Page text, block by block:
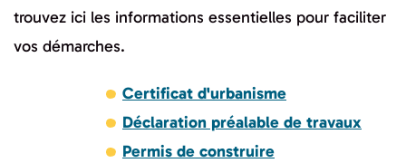
trouvez ici les informations essentielles pour faciliter
vos démarches.
Certificat d'urbanisme
Déclaration préalable de travaux
Permis de construire